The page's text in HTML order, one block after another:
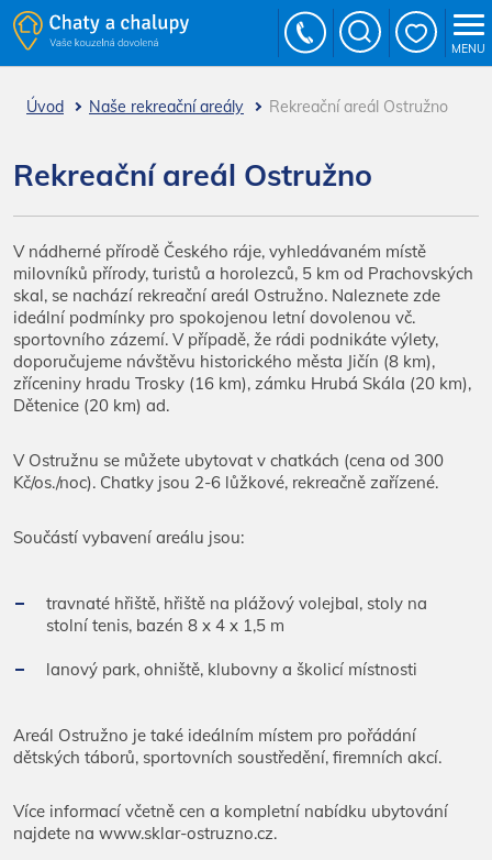
Úvod Naše rekreační areály Rekreační areál Ostružno
Rekreační areál Ostružno
V nádherné přírodě Českého ráje, vyhledávaném místě
milovníků přírody, turistů a horolezců, 5 km od Prachovských
skal, se nachází rekreační areál Ostružno. Naleznete zde
ideální podmínky pro spokojenou letní dovolenou vč.
sportovního zázemí. V případě, že rádi podnikáte výlety,
doporučujeme návštěvu historického města Jičín (8 km),
zříceniny hradu Trosky (16 km), zámku Hrubá Skála (20 km),
Dětenice (20 km) ad.
V Ostružnu se můžete ubytovat v chatkách (cena od 300
Kč/os./noc). Chatky jsou 2-6 lůžkové, rekreačně zařízené.
Součástí vybavení areálu jsou:
travnaté hřiště, hřiště na plážový volejbal, stoly na
stolní tenis, bazén 8 x 4 x 1,5 m
lanový park, ohniště, klubovny a školicí místnosti
Areál Ostružno je také ideálním místem pro pořádání
dětských táborů, sportovních soustředění, firemních akcí.
Více informací včetně cen a kompletní nabídku ubytování
najdete na www.sklar-ostruzno.cz.
MENU